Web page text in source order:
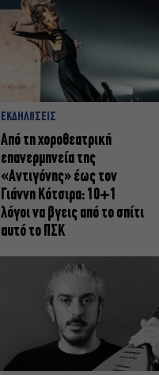
ΕΚΔΗΛΩΣΕΙΣ
Από τη χοροθεατρική
επανερμηνεία της
«Αντιγόνης» έως τον
Γιάννη Κότσιρα: 10+1
λόγοι να βγεις από το σπίτι
αυτό το ΠΣΚ